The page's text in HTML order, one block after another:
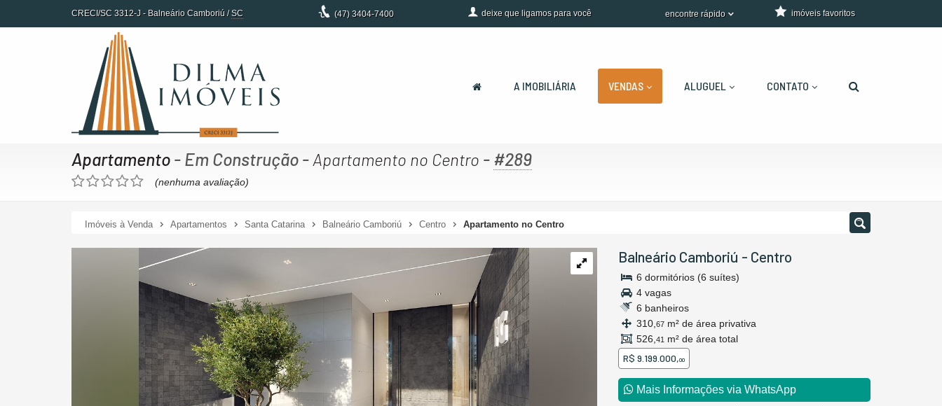
CRECI/SC 3312-J - Balneário Camboriú /SC (47) 3404-7400 deixe que ligamos para você encontre rápido imóveis favoritos
A IMOBILIÁRIA VENDAS ALUGUEL CONTATO
Apartamento - Em Construção - Apartamento no Centro - #289
(nenhuma avaliação)
Imóveis à Venda Apartamentos Santa Catarina Balneário Camboriú Centro Apartamento no Centro
Balneário Camboriú - Centro
6 dormitórios (6 suítes)
4 vagas
6 banheiros
310, 67 m² de área privativa
526, 41 m² de área total
R$ 9.199.000,00
Mais Informações via WhatsApp